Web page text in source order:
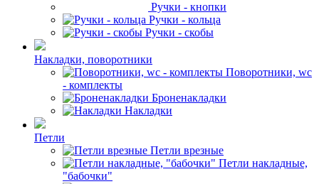
Ручки - кнопки
Ручки - кольца
Ручки - скобы
Накладки, поворотники
Поворотники, wc
- комплекты
Броненакладки
Накладки
Петли
Петли врезные
Петли накладные,
"бабочки"